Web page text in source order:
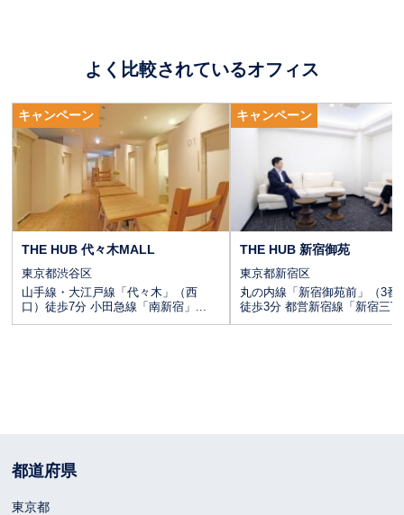
よく比較されているオフィス
キャンペーン
THE HUB 代々木MALL
東京都渋谷区
山手線・大江戸線「代々木」（西
口）徒歩7分 小田急線「南新宿」...
CLICK
キャンペーン
THE HUB 新宿御苑
東京都新宿区
丸の内線「新宿御苑前」（3番
徒歩3分 都営新宿線「新宿三
都道府県
東京都